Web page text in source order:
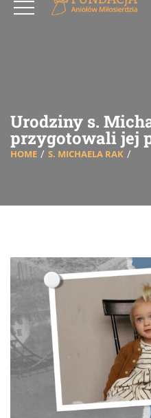
Urodziny s.
przygotowali jej
HOME S. MICHAELA RAK